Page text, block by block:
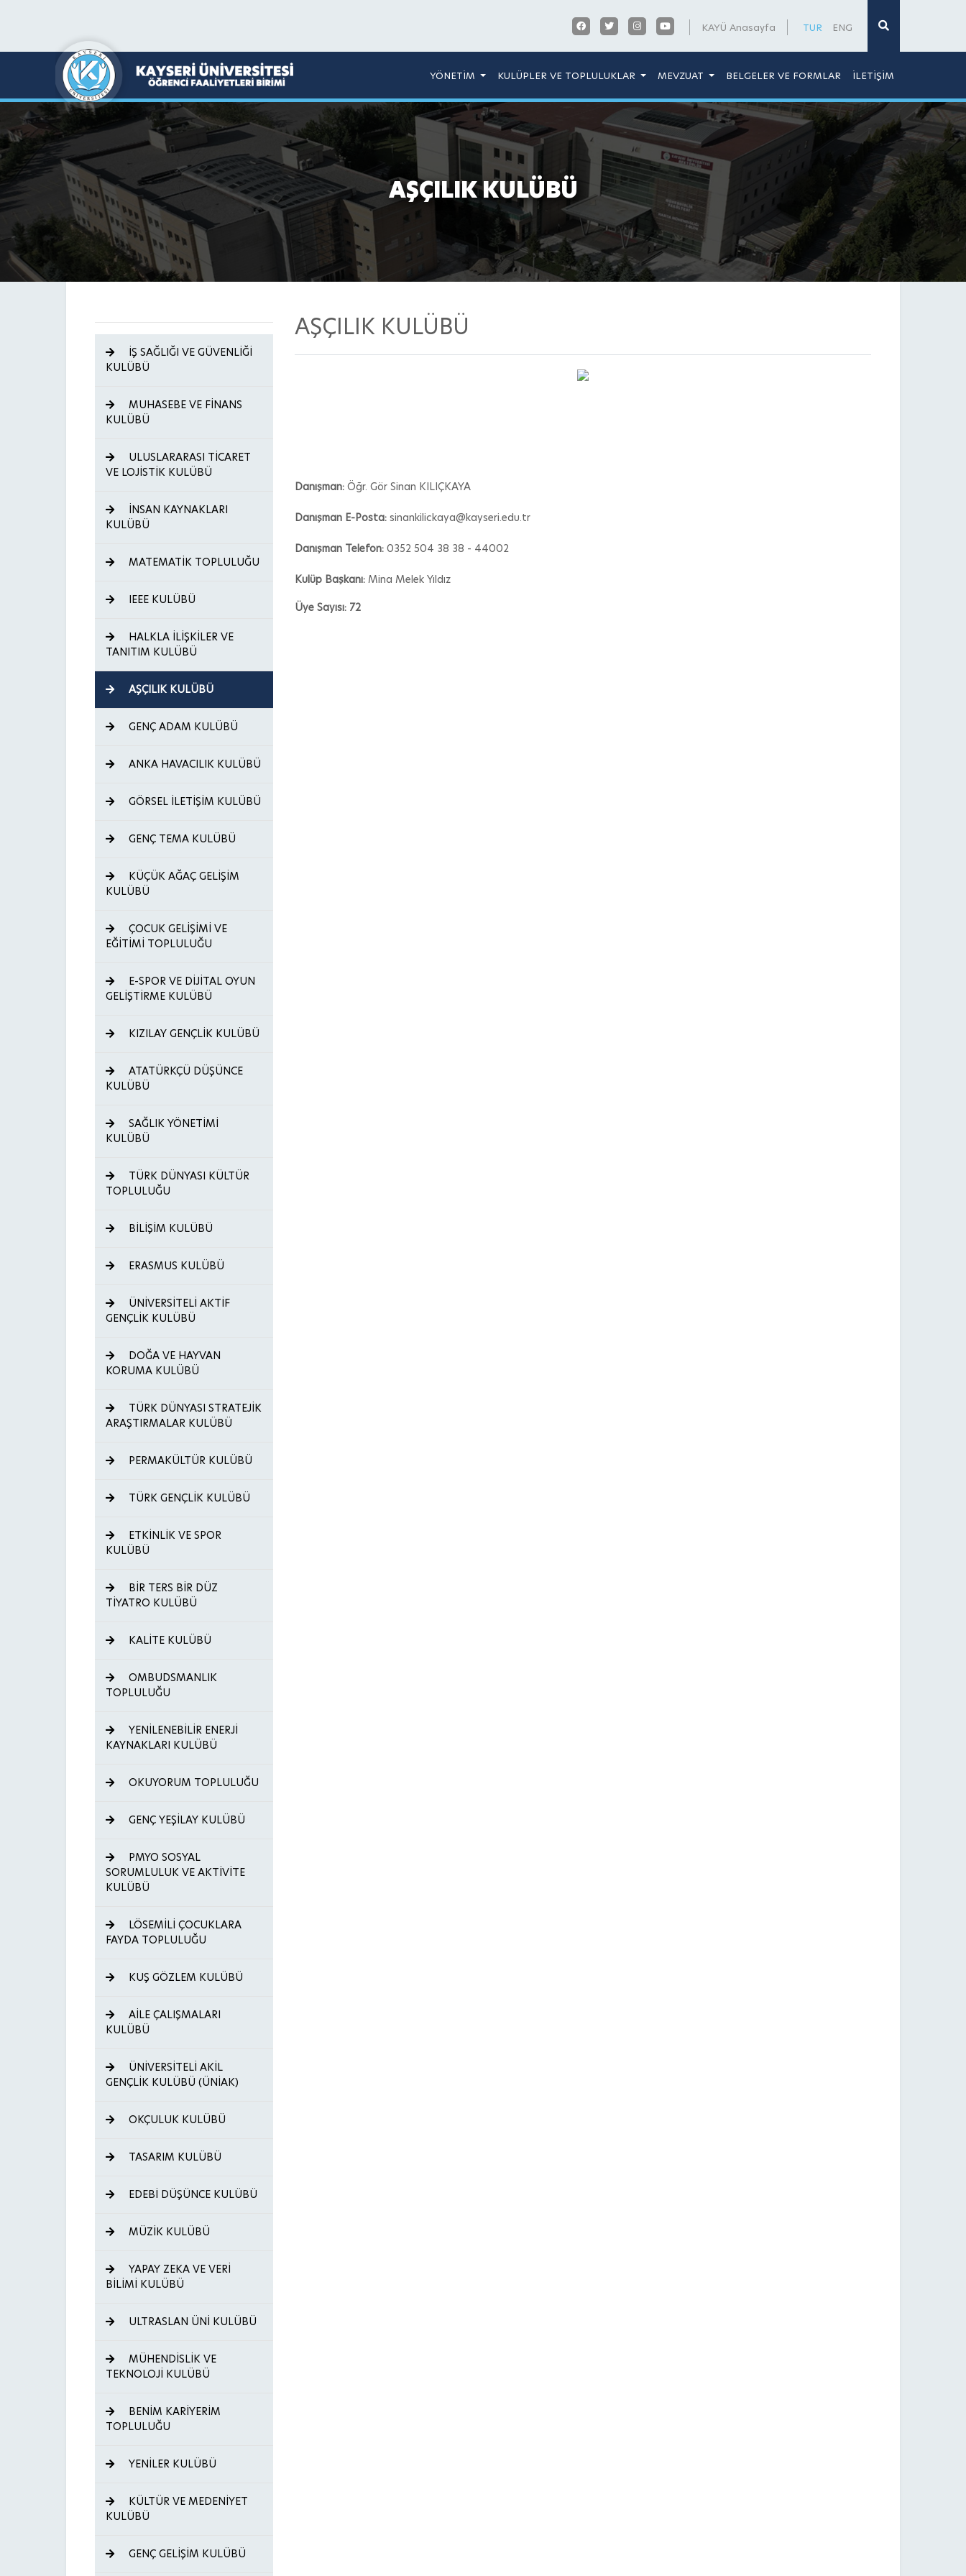
TUR ENG
KAYÜ Anasayfa
YÖNETİM KULÜPLER VE TOPLULUKLAR MEVZUAT BELGELER VE FORMLAR İLETİŞİM
AŞÇILIK KULÜBÜ
İŞ SAĞLIĞI VE GÜVENLİĞİ
KULÜBÜ
MUHASEBE VE FİNANS
KULÜBÜ
ULUSLARARASI TİCARET
VE LOJİSTİK KULÜBÜ
İNSAN KAYNAKLARI
KULÜBÜ
MATEMATİK TOPLULUĞU
IEEE KULÜBÜ
HALKLA İLİŞKİLER VE
TANITIM KULÜBÜ
AŞÇILIK KULÜBÜ
GENÇ ADAM KULÜBÜ
ANKA HAVACILIK KULÜBÜ
GÖRSEL İLETİŞİM KULÜBÜ
GENÇ TEMA KULÜBÜ
KÜÇÜK AĞAÇ GELİŞİM
KULÜBÜ
ÇOCUK GELİŞİMİ VE
EĞİTİMİ TOPLULUĞU
E-SPOR VE DİJİTAL OYUN
GELİŞTİRME KULÜBÜ
KIZILAY GENÇLİK KULÜBÜ
ATATÜRKÇÜ DÜŞÜNCE
KULÜBÜ
SAĞLIK YÖNETİMİ
KULÜBÜ
TÜRK DÜNYASI KÜLTÜR
TOPLULUĞU
BİLİŞİM KULÜBÜ
ERASMUS KULÜBÜ
ÜNİVERSİTELİ AKTİF
GENÇLİK KULÜBÜ
DOĞA VE HAYVAN
KORUMA KULÜBÜ
TÜRK DÜNYASI STRATEJİK
ARAŞTIRMALAR KULÜBÜ
PERMAKÜLTÜR KULÜBÜ
TÜRK GENÇLİK KULÜBÜ
ETKİNLİK VE SPOR
KULÜBÜ
BİR TERS BİR DÜZ
TİYATRO KULÜBÜ
KALİTE KULÜBÜ
OMBUDSMANLIK
TOPLULUĞU
YENİLENEBİLİR ENERJİ
KAYNAKLARI KULÜBÜ
OKUYORUM TOPLULUĞU
GENÇ YEŞİLAY KULÜBÜ
PMYO SOSYAL
SORUMLULUK VE AKTİVİTE
KULÜBÜ
LÖSEMİLİ ÇOCUKLARA
FAYDA TOPLULUĞU
KUŞ GÖZLEM KULÜBÜ
AİLE ÇALIŞMALARI
KULÜBÜ
ÜNİVERSİTELİ AKİL
GENÇLİK KULÜBÜ (ÜNİAK)
OKÇULUK KULÜBÜ
TASARIM KULÜBÜ
EDEBİ DÜŞÜNCE KULÜBÜ
MÜZİK KULÜBÜ
YAPAY ZEKA VE VERİ
BİLİMİ KULÜBÜ
ULTRASLAN ÜNİ KULÜBÜ
MÜHENDİSLİK VE
TEKNOLOJİ KULÜBÜ
BENİM KARİYERİM
TOPLULUĞU
YENİLER KULÜBÜ
KÜLTÜR VE MEDENİYET
KULÜBÜ
GENÇ GELİŞİM KULÜBÜ
AŞÇILIK KULÜBÜ
Danışman: Öğr. Gör Sinan KILIÇKAYA
Danışman E-Posta: sinankilickaya@kayseri.edu.tr
Danışman Telefon: 0352 504 38 38 - 44002
Kulüp Başkanı: Mina Melek Yıldız
Üye Sayısı: 72